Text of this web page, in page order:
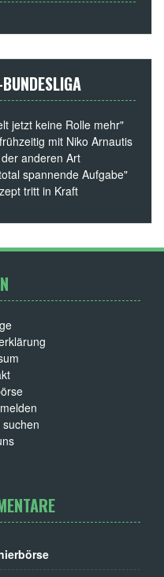
jetzt keine Rolle mehr"
mit Niko Arnautis
anderen Art
spannende Aufgabe"
tritt in Kraft